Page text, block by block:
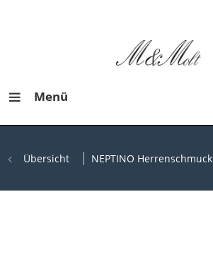
Menü
Übersicht NEPTINO Herrenschmuck